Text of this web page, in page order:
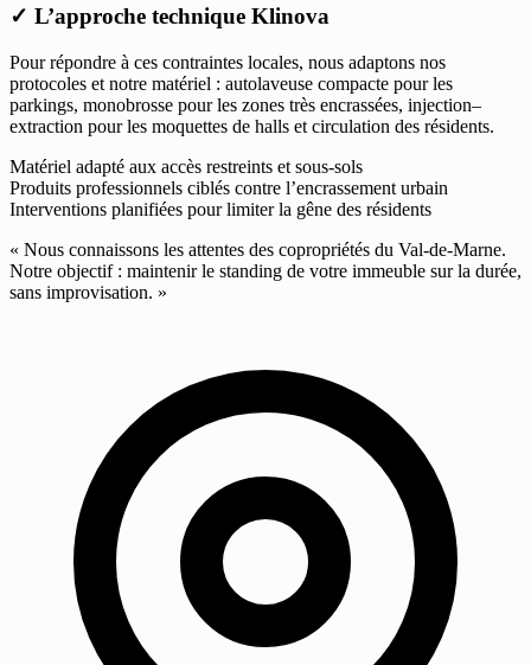
✓ L’approche technique Klinova
Pour répondre à ces contraintes locales, nous adaptons nos
protocoles et notre matériel : autolaveuse compacte pour les
parkings, monobrosse pour les zones très encrassées, injection–
extraction pour les moquettes de halls et circulation des résidents.
Matériel adapté aux accès restreints et sous-sols
Produits professionnels ciblés contre l’encrassement urbain
Interventions planifiées pour limiter la gêne des résidents
« Nous connaissons les attentes des copropriétés du Val-de-Marne.
Notre objectif : maintenir le standing de votre immeuble sur la durée,
sans improvisation. »